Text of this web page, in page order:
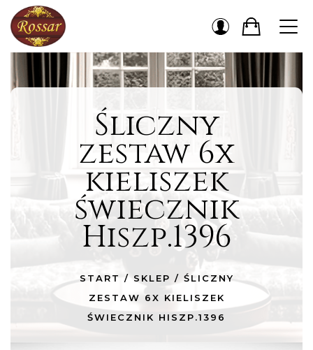
Śliczny
zestaw 6x
kieliszek
świecznik
Hiszp.1396
START / SKLEP / ŚLICZNY
ZESTAW 6X KIELISZEK
ŚWIECZNIK HISZP.1396